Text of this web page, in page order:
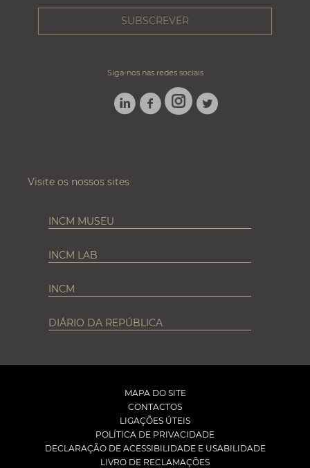
Siga-nos nas redes sociais
LINKEDINFACEBOOK
INSTAGRAM
TWITTER
Visite os nossos sites
INCM MUSEU
INCM LAB
INCM
DIÁRIO DA REPÚBLICA
MAPA DO SITE
CONTACTOS
LIGAÇÕES ÚTEIS
POLÍTICA DE PRIVACIDADE
DECLARAÇÃO DE ACESSIBILIDADE E USABILIDADE
LIVRO DE RECLAMAÇÕES